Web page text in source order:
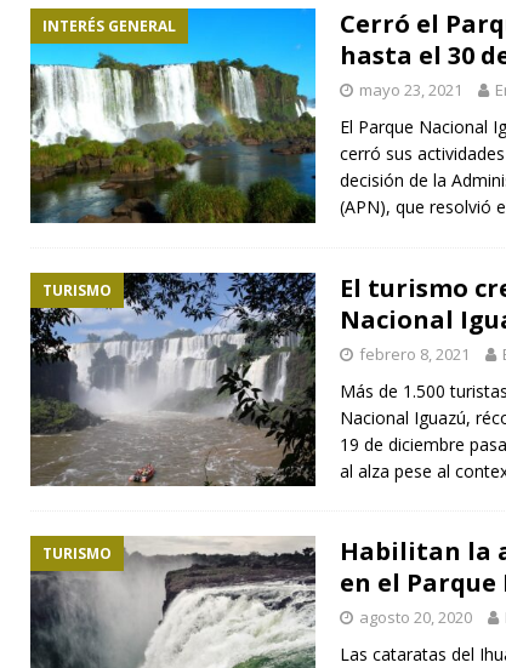
INTERÉS GENERAL
Cerró el
hasta el 30
mayo 23, 2021
El Parque Nacional
cerró sus
decisión de la
(APN), que resolvió
TURISMO
El turismo
Nacional
febrero 8, 2021
Más de 1.500
Nacional Iguazú,
19 de diciembre
al alza pese al
TURISMO
Habilitan la
en el
agosto 20, 2020
Las cataratas del